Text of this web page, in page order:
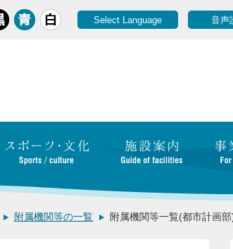
Select Language 音声
附属機関等の一覧 附属機関等一覧(都市計画部